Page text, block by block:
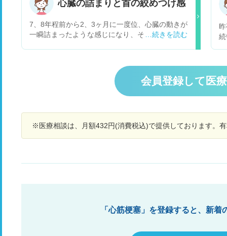
る仕草しました その後日ネツトで調べましら
サジーを施していてば助かったしょうか お尋ね
します その日、本人は倒れる1時間半ぐらい前
に、寝とれば動悸がしないが立ち上がると動悸が
うです 食事も,何ら普段と変わり無く済ましたそ
うです 尚倒れる,５分ほど前に一言、二言、言葉
を交わしています 尚 私は 人工呼吸、心臓マッ
は使えなかった状態だったです 今でも その場面
が脳に焼き付き、何も出来なかった事の悔しさが
受け、1 カ月程前は 職場を変るため指定の病院
です 本人５０歳 男性、酒もタバコもしませ
心臓の詰まりと首の絞めつけ感
7、8年程前から2、3ヶ月に一度位、心臓の動きが
一瞬詰まったような感じになり、その後首がグッ
ますが、これが長くなると倒れそうで心配です。
2年程前に別の症状で心電図をとった時には異常
はありませんでした。たまにしか起きないので受
診するほどではないと思っていましたが心筋梗塞
考えられますか？
会員登録して医
※医療相談は、月額432円(消費税込)で提供しております。
「心筋梗塞」を登録すると、新